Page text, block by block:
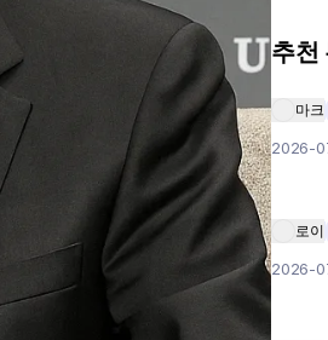
추천
마크
2026-
로이
2026-